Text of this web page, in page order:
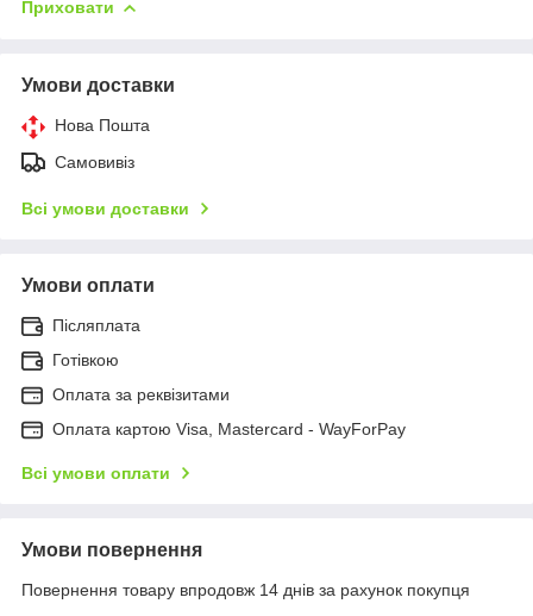
Приховати
Умови доставки
Нова Пошта
Самовивіз
Всі умови доставки
Умови оплати
Післяплата
Готівкою
Оплата за реквізитами
Оплата картою Visa, Mastercard - WayForPay
Всі умови оплати
Умови повернення
Повернення товару впродовж 14 днів за рахунок покупця